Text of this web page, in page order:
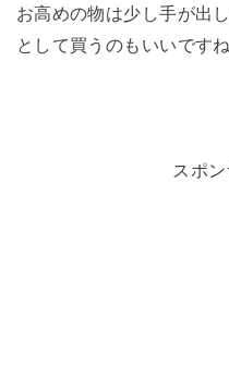
お高めの物は少し手が出
として買うのもいいですね
スポ